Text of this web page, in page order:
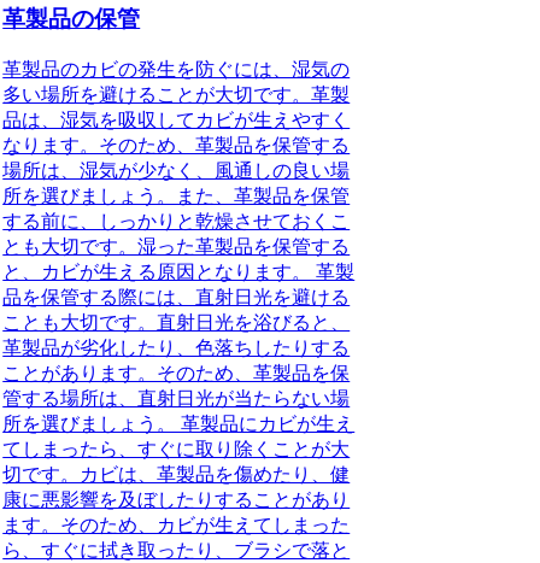
革製品の保管
革製品のカビの発生を防ぐには、湿気の
多い場所を避けることが大切です。革製
品は、湿気を吸収してカビが生えやすく
なります。そのため、革製品を保管する
場所は、湿気が少なく、風通しの良い場
所を選びましょう。また、革製品を保管
する前に、しっかりと乾燥させておくこ
とも大切です。湿った革製品を保管する
と、カビが生える原因となります。 革製
品を保管する際には、直射日光を避ける
ことも大切です。直射日光を浴びると、
革製品が劣化したり、色落ちしたりする
ことがあります。そのため、革製品を保
管する場所は、直射日光が当たらない場
所を選びましょう。 革製品にカビが生え
てしまったら、すぐに取り除くことが大
切です。カビは、革製品を傷めたり、健
康に悪影響を及ぼしたりすることがあり
ます。そのため、カビが生えてしまった
ら、すぐに拭き取ったり、ブラシで落と